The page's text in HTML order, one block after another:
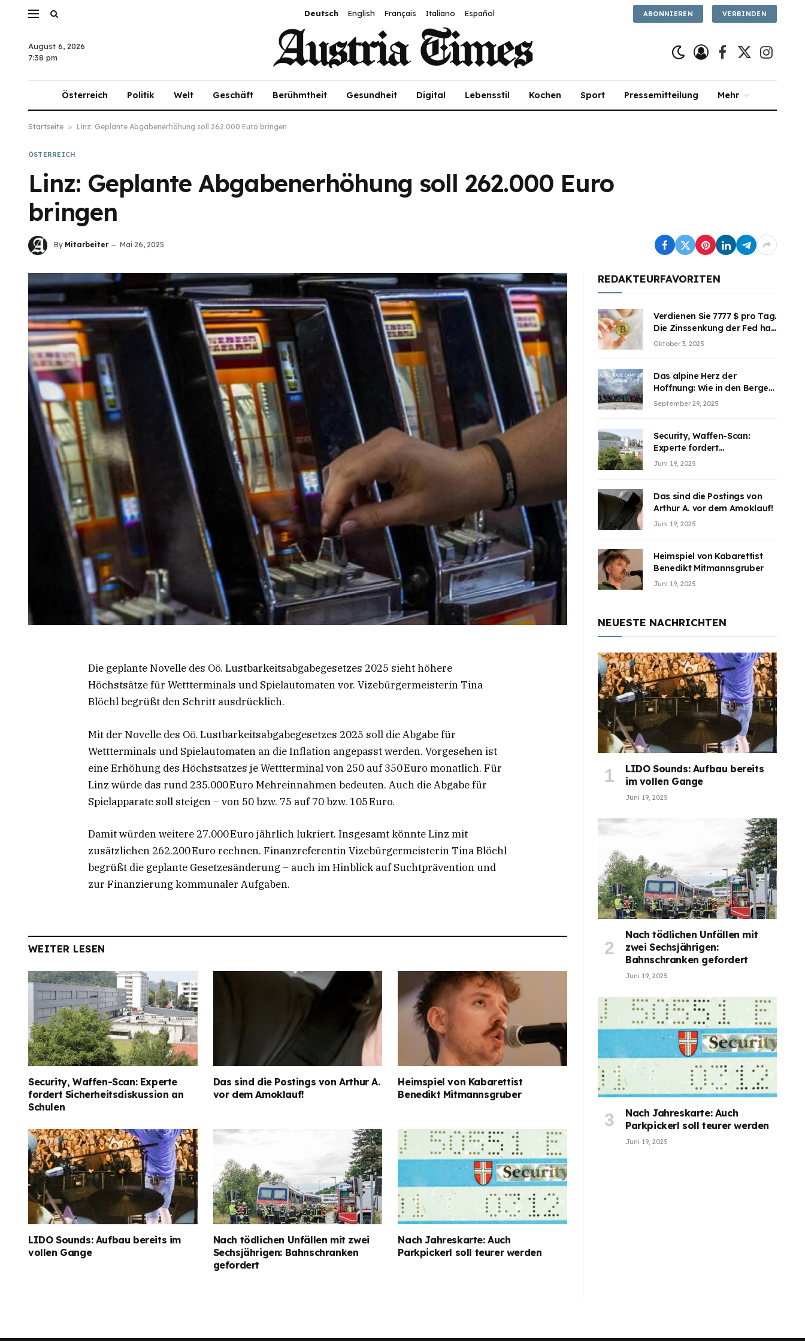
Deutsch English Français Italiano Español ABONNIEREN VERBINDEN
August 6, 2026
7:38 pm
Facebook
X
Österreich Politik Welt Geschäft Berühmtheit Gesundheit Digital Lebensstil Kochen Sport Pressemitteilung Mehr
Startseite » Linz: Geplante Abgabenerhöhung soll 262.000 Euro bringen
ÖSTERREICH
Linz: Geplante Abgabenerhöhung soll 262.000 Euro
bringen
By Mitarbeiter Mai 26, 2025
Die geplante Novelle des Oö. Lustbarkeitsabgabegesetzes 2025 sieht höhere
Höchstsätze für Wettterminals und Spielautomaten vor. Vizebürgermeisterin Tina
Blöchl begrüßt den Schritt ausdrücklich.
Mit der Novelle des Oö. Lustbarkeitsabgabegesetzes 2025 soll die Abgabe für
Wettterminals und Spielautomaten an die Inflation angepasst werden. Vorgesehen ist
eine Erhöhung des Höchstsatzes je Wettterminal von 250 auf 350 Euro monatlich. Für
Linz würde das rund 235.000 Euro Mehreinnahmen bedeuten. Auch die Abgabe für
Spielapparate soll steigen – von 50 bzw. 75 auf 70 bzw. 105 Euro.
Damit würden weitere 27.000 Euro jährlich lukriert. Insgesamt könnte Linz mit
zusätzlichen 262.200 Euro rechnen. Finanzreferentin Vizebürgermeisterin Tina Blöchl
begrüßt die geplante Gesetzesänderung – auch im Hinblick auf Suchtprävention und
zur Finanzierung kommunaler Aufgaben.
WEITER LESEN
Security, Waffen-Scan: Experte
fordert Sicherheitsdiskussion an
Schulen
Das sind die Postings von Arthur A.
vor dem Amoklauf!
Heimspiel von Kabarettist
Benedikt Mitmannsgruber
LIDO Sounds: Aufbau bereits im
vollen Gange
Nach tödlichen Unfällen mit zwei
Sechsjährigen: Bahnschranken
gefordert
Nach Jahreskarte: Auch
Parkpickerl soll teurer werden
REDAKTEURFAVORITEN
Verdienen Sie 7777 $ pro Tag.
Die Zinssenkung der Fed hat
die Aufmerksamkeit des
teilzuhaben
Oktober 3, 2025
Das alpine Herz der
Hoffnung: Wie in den Bergen
Österreichs die unsichtbaren
September 29, 2025
Security, Waffen-Scan:
Experte fordert
Sicherheitsdiskussion an
Juni 19, 2025
Das sind die Postings von
Arthur A. vor dem Amoklauf!
Juni 19, 2025
Heimspiel von Kabarettist
Benedikt Mitmannsgruber
Juni 19, 2025
NEUESTE NACHRICHTEN
LIDO Sounds: Aufbau bereits
im vollen Gange
Juni 19, 2025
Nach tödlichen Unfällen mit
zwei Sechsjährigen:
Bahnschranken gefordert
Juni 19, 2025
Nach Jahreskarte: Auch
Parkpickerl soll teurer werden
Juni 19, 2025